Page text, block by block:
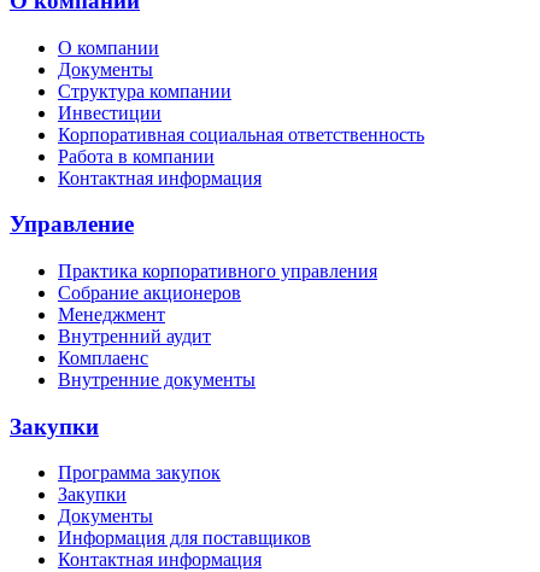
О компании
Документы
Структура компании
Инвестиции
Корпоративная социальная ответственность
Работа в компании
Контактная информация
Управление
Практика корпоративного управления
Собрание акционеров
Менеджмент
Внутренний аудит
Комплаенс
Внутренние документы
Закупки
Программа закупок
Закупки
Документы
Информация для поставщиков
Контактная информация